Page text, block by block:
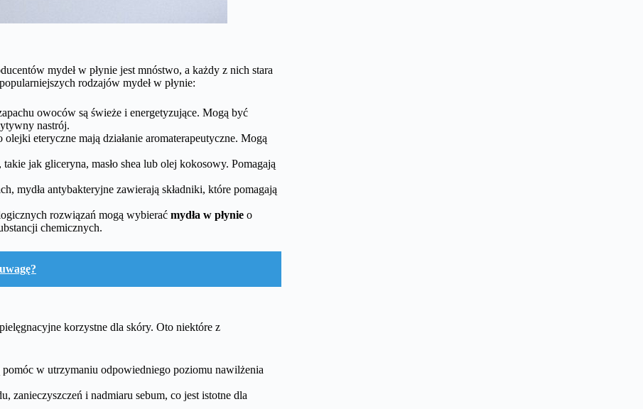
mydeł w płynie jest mnóstwo, a każdy z nich stara
rodzajów mydeł w płynie:
owoców są świeże i energetyzujące. Mogą być
nastrój.
olejki eteryczne mają działanie aromaterapeutyczne. Mogą
jak gliceryna, masło shea lub olej kokosowy. Pomagają
mydła antybakteryjne zawierają składniki, które pomagają
rozwiązań mogą wybierać mydła w płynie o
chemicznych.
korzystne dla skóry. Oto niektóre z
pomóc w utrzymaniu odpowiedniego poziomu nawilżenia
zanieczyszczeń i nadmiaru sebum, co jest istotne dla